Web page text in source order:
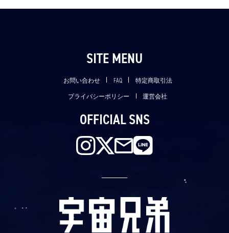
SITE MENU
お問い合わせ FAQ 特定商取引法
プライバシーポリシー 運営会社
OFFICIAL SNS